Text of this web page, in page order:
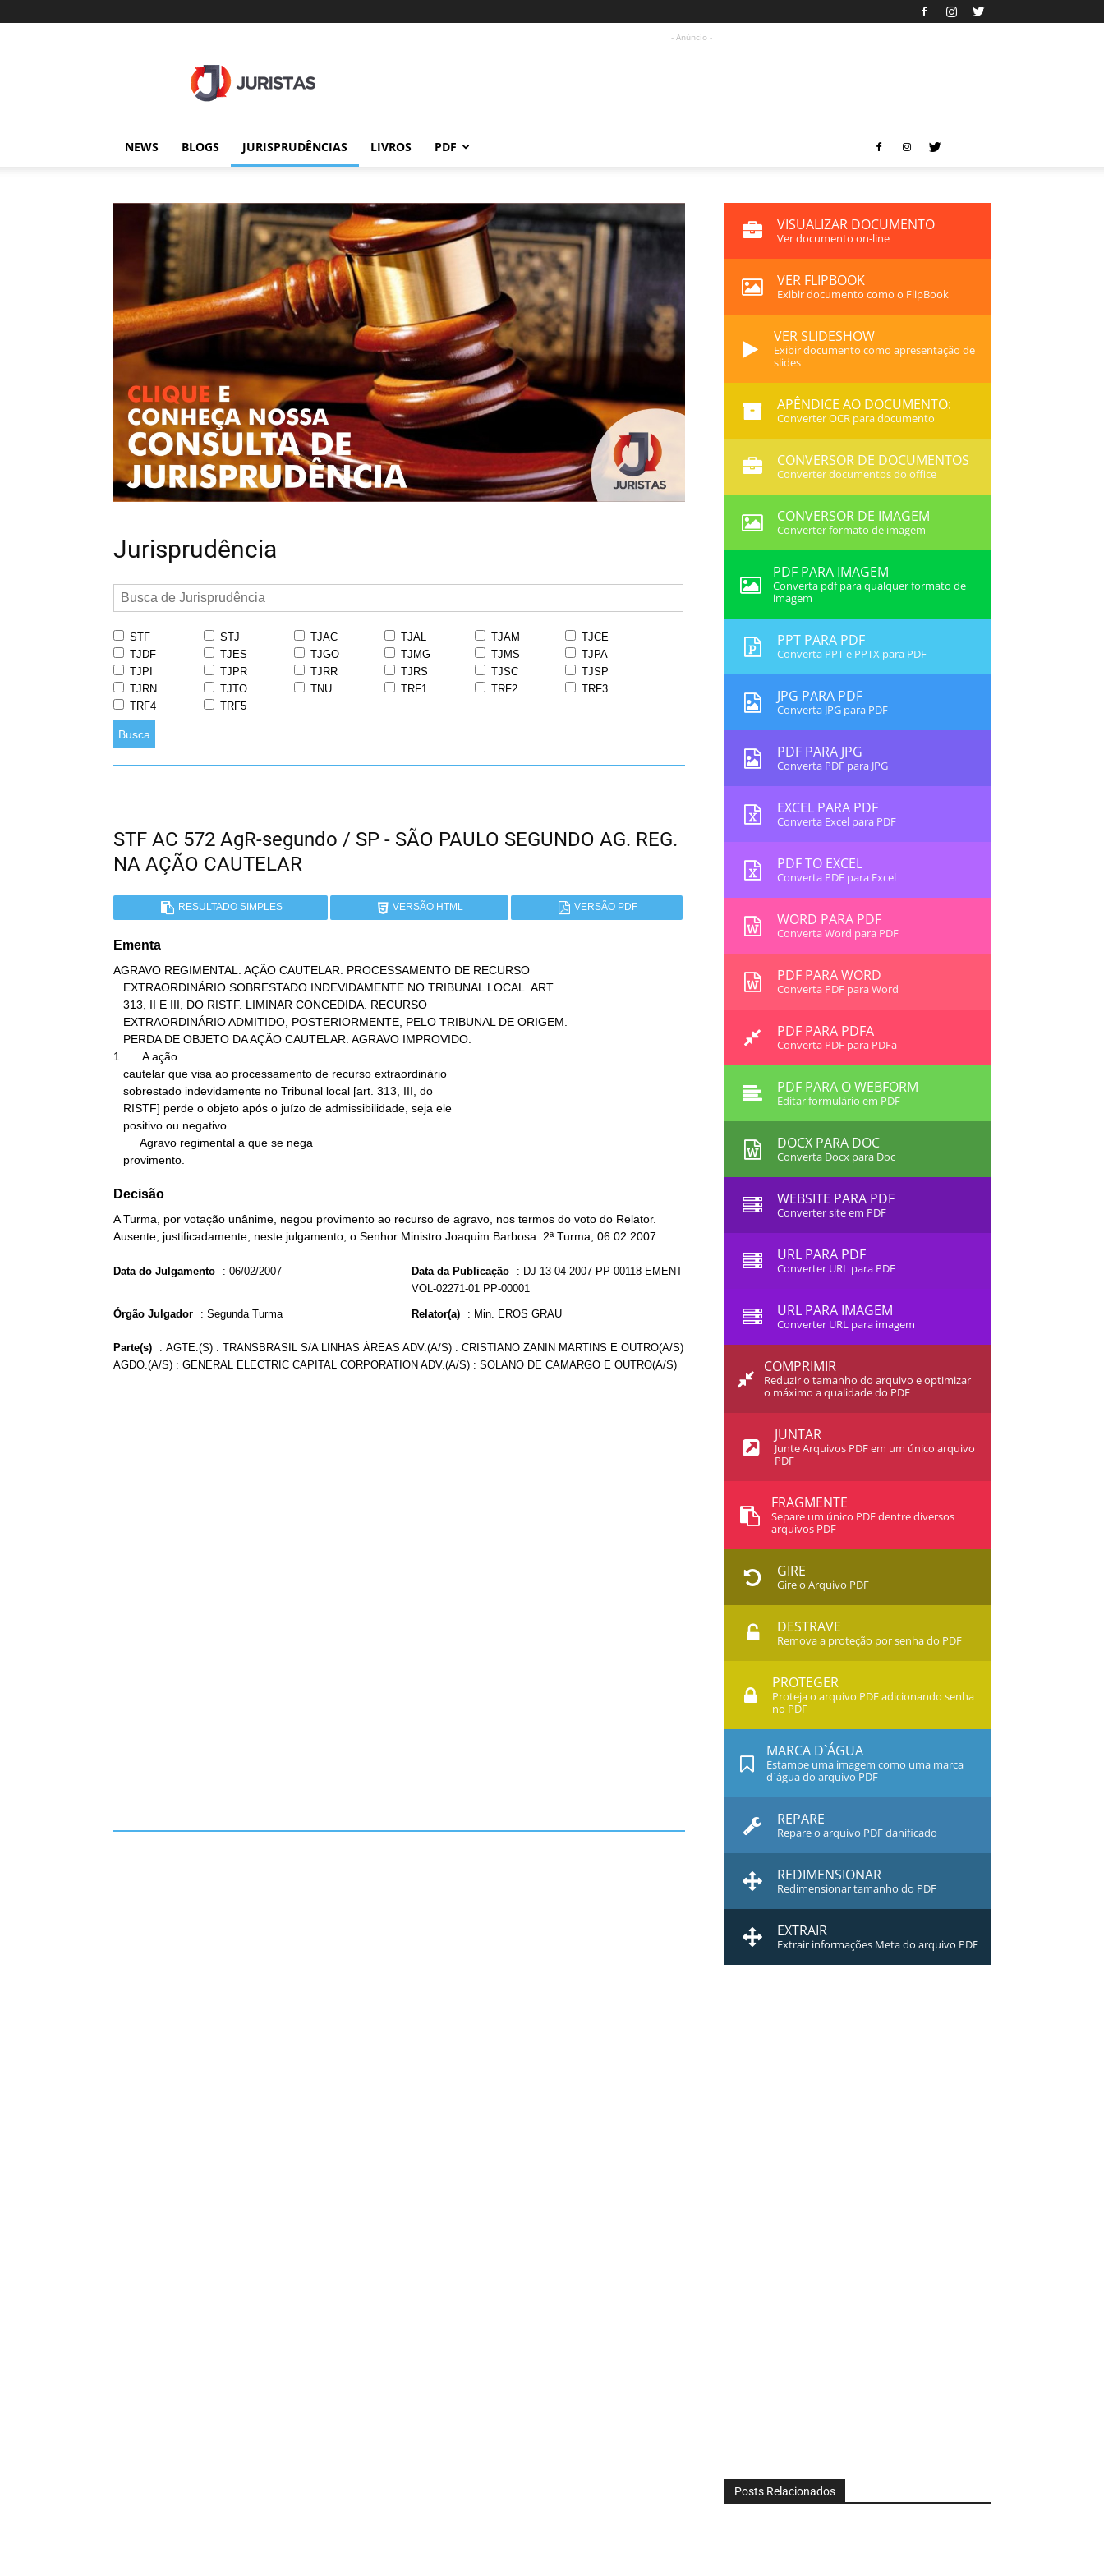
- Anúncio -
NEWS BLOGS JURISPRUDÊNCIAS LIVROS PDF
Jurisprudência
STF STJ TJAC TJAL TJAM
TJCE
TJDF
TJES TJGO TJMG TJMS
TJPA
TJPI
TJPR TJRR TJRS TJSC
TJSP
TJRN
TJTO TNU TRF1 TRF2
TRF3
TRF4
TRF5
Busca
STF AC 572 AgR-segundo / SP - SÃO PAULO SEGUNDO AG. REG.
NA AÇÃO CAUTELAR
RESULTADO SIMPLES VERSÃO HTML VERSÃO PDF
Ementa
AGRAVO REGIMENTAL. AÇÃO CAUTELAR. PROCESSAMENTO DE RECURSO
1.      A ação
   provimento.
Decisão
A Turma, por votação unânime, negou provimento ao recurso de agravo, nos termos do voto do Relator.
Ausente, justificadamente, neste julgamento, o Senhor Ministro Joaquim Barbosa. 2ª Turma, 06.02.2007.
Data do Julgamento : 06/02/2007 Data da Publicação : DJ 13-04-2007 PP-00118 EMENT
VOL-02271-01 PP-00001
Órgão Julgador : Segunda Turma Relator(a) : Min. EROS GRAU
Parte(s) : AGTE.(S) : TRANSBRASIL S/A LINHAS ÁREAS ADV.(A/S) : CRISTIANO ZANIN MARTINS E OUTRO(A/S)
AGDO.(A/S) : GENERAL ELECTRIC CAPITAL CORPORATION ADV.(A/S) : SOLANO DE CAMARGO E OUTRO(A/S)
VISUALIZAR DOCUMENTO
Ver documento on-line
VER FLIPBOOK
Exibir documento como o FlipBook
VER SLIDESHOW
Exibir documento como apresentação de
slides
APÊNDICE AO DOCUMENTO:
Converter OCR para documento
CONVERSOR DE DOCUMENTOS
Converter documentos do office
CONVERSOR DE IMAGEM
Converter formato de imagem
PDF PARA IMAGEM
Converta pdf para qualquer formato de
imagem
PPT PARA PDF
Converta PPT e PPTX para PDF
JPG PARA PDF
Converta JPG para PDF
PDF PARA JPG
Converta PDF para JPG
EXCEL PARA PDF
Converta Excel para PDF
PDF TO EXCEL
Converta PDF para Excel
WORD PARA PDF
Converta Word para PDF
PDF PARA WORD
Converta PDF para Word
PDF PARA PDFA
Converta PDF para PDFa
PDF PARA O WEBFORM
Editar formulário em PDF
DOCX PARA DOC
Converta Docx para Doc
WEBSITE PARA PDF
Converter site em PDF
URL PARA PDF
Converter URL para PDF
URL PARA IMAGEM
Converter URL para imagem
COMPRIMIR
Reduzir o tamanho do arquivo e optimizar
o máximo a qualidade do PDF
JUNTAR
Junte Arquivos PDF em um único arquivo
PDF
FRAGMENTE
Separe um único PDF dentre diversos
arquivos PDF
GIRE
Gire o Arquivo PDF
DESTRAVE
Remova a proteção por senha do PDF
PROTEGER
Proteja o arquivo PDF adicionando senha
no PDF
MARCA D`ÁGUA
Estampe uma imagem como uma marca
d`água do arquivo PDF
REPARE
Repare o arquivo PDF danificado
REDIMENSIONAR
Redimensionar tamanho do PDF
EXTRAIR
Extrair informações Meta do arquivo PDF
Posts Relacionados